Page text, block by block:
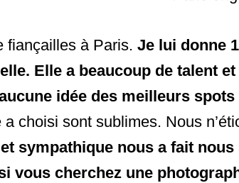
fiançailles à Paris. Je lui donne
Elle a beaucoup de talent
idée des meilleurs
a choisi sont sublimes. Nous
sympathique nous a fait
vous cherchez une